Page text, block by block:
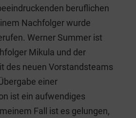
beruflichen
Nachfolger wurde
Werner Summer ist
Mikula und der
des neuen Vorstandsteams
einer
ist ein aufwendiges
Fall ist es gelungen,